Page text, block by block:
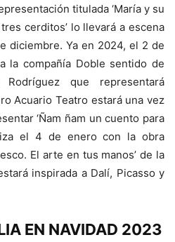
titulada ‘María y su
tres cerditos’ lo llevará a escena
diciembre. Ya en 2024, el 2 de
la compañía Doble sentido de
que representará
Acuario Teatro estará una vez
‘Ñam ñam un cuento para
el 4 de enero con la obra
El arte en tus manos’ de la
inspirada a Dalí, Picasso y
EN NAVIDAD 2023